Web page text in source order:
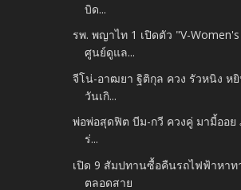
บิด...
รพ. พญาไท 1 เปิดตัว "V-
ศูนย์ดูแล...
จีโน่-อาฒยา ฐิติกุล ควง รัวหนิง ห
วันเกิ...
พ่อพ่อสุดฟิต บีม-กวี ควงคู่ มามี้ออย
ร่...
เปิด 9 สัมปทานซื้อคืนรถไฟฟ้าหาท
ตลอดสาย